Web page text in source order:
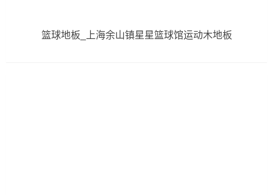
篮球地板_上海余山镇星星篮球馆运动木地板